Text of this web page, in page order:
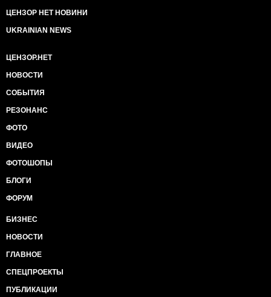
ЦЕНЗОР НЕТ НОВИНИ
UKRAINIAN NEWS
ЦЕНЗОР.НЕТ
НОВОСТИ
СОБЫТИЯ
РЕЗОНАНС
ФОТО
ВИДЕО
ФОТОШОПЫ
БЛОГИ
ФОРУМ
БИЗНЕС
НОВОСТИ
ГЛАВНОЕ
СПЕЦПРОЕКТЫ
ПУБЛИКАЦИИ